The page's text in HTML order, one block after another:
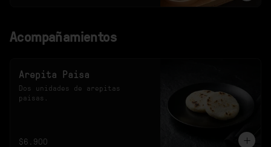
Acompañamientos
Arepita Paisa
Dos unidades de arepitas
paisas.
$6.900